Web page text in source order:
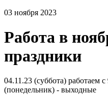
03 ноября 2023
Работа в
праздники
04.11.23 (суббота) работаем
(понедельник) - выходные